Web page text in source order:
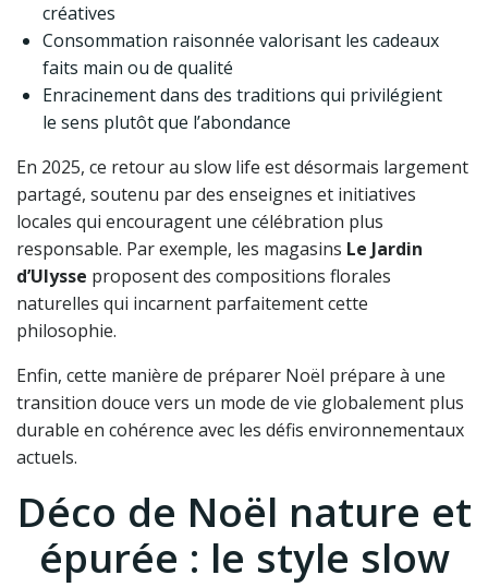
créatives
Consommation raisonnée valorisant les cadeaux
faits main ou de qualité
Enracinement dans des traditions qui privilégient
le sens plutôt que l’abondance
En 2025, ce retour au slow life est désormais largement
partagé, soutenu par des enseignes et initiatives
locales qui encouragent une célébration plus
responsable. Par exemple, les magasins Le Jardin
d’Ulysse proposent des compositions florales
naturelles qui incarnent parfaitement cette
philosophie.
Enfin, cette manière de préparer Noël prépare à une
transition douce vers un mode de vie globalement plus
durable en cohérence avec les défis environnementaux
actuels.
Déco de Noël nature et
épurée : le style slow